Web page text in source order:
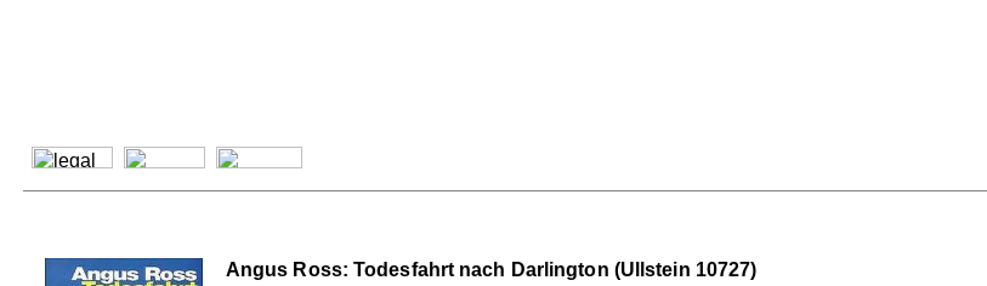
Angus Ross: Todesfahrt nach Darlington (Ullstein 10727)